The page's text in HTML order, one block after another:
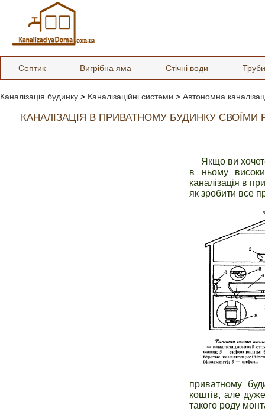
Септик Вигрібна яма Стічні води Труби
Каналізація будинку > Каналізаційні системи > Автономна
КАНАЛІЗАЦІЯ В ПРИВАТНОМУ БУДИНКУ СВОЇМИ
Якщо ви
в ньому
каналізація в
як зробити все
приватному
коштів, але
такого роду